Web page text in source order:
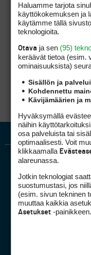
olla
saavat
on
Jos ei
niin
Haluamme tarjota
käyttökokemuksen ja
käytämme tällä
teknologioita.
Otava ja sen (95)
keräävät tietoa (esim.
ominaisuuk­sista)
Sisällön ja
Kohdennettu
Kävijämäärien ja
Hyväksymällä
näihin
osa palveluista tai
optimaalisesti. Voit
klikkaamalla
alareunassa.
Jotkin teknologiat
suostumustasi, jos
(esim. sivun tekninen
muuttaa kaikkia
Asetukset -painikkeen.